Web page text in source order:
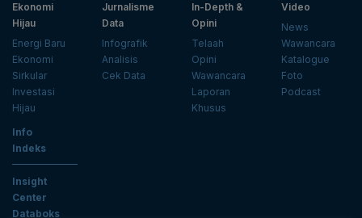
Ekonomi
Hijau
Energi Baru
Ekonomi
Sirkular
Investasi
Hijau
Jurnalisme
Data
Infografik
Analisis
Cek Data
In-Depth &
Opini
Telaah
Opini
Wawancara
Laporan
Khusus
Video
News
Wawancara
Katalogue
Foto
Podcast
Info
Indeks
Insight
Center
Databoks